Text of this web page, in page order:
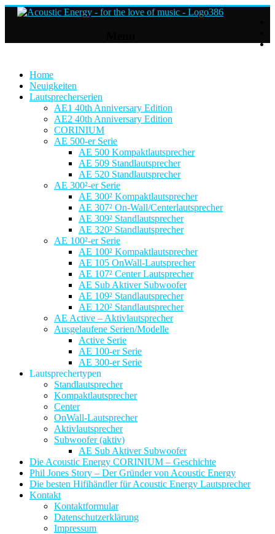
Home
Neuigkeiten
Lautsprecherserien
AE1 40th Anniversary Edition
AE2 40th Anniversary Edition
CORINIUM
AE 500-er Serie
AE 500 Kompaktlautsprecher
AE 509 Standlautsprecher
AE 520 Standlautsprecher
AE 300²-er Serie
AE 300² Kompaktlautsprecher
AE 307² On-Wall/Centerlautsprecher
AE 309² Standlautsprecher
AE 320² Standlautsprecher
AE 100²-er Serie
AE 100² Kompaktlautsprecher
AE 105 OnWall-Lautsprecher
AE 107² Center Lautsprecher
AE Sub Aktiver Subwoofer
AE 109² Standlautsprecher
AE 120² Standlautsprecher
AE Active – Aktivlautsprecher
Ausgelaufene Serien/Modelle
Active Serie
AE 100-er Serie
AE 300-er Serie
Lautsprechertypen
Standlautsprecher
Kompaktlautsprecher
Center
OnWall-Lautsprecher
Aktivlautsprecher
Subwoofer (aktiv)
AE Sub Aktiver Subwoofer
Die Acoustic Energy CORINIUM – Geschichte
Phil Jones Story – Der Gründer von Acoustic Energy
Die besten Hifihändler für Acoustic Energy Lautsprecher
Kontakt
Kontaktformular
Datenschutzerklärung
Impressum
Lautsprecher